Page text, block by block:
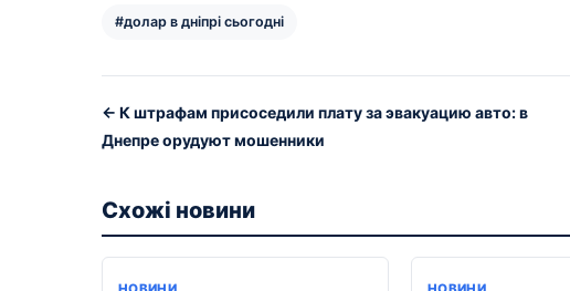
#долар в дніпрі сьогодні
← К штрафам присоседили плату за эвакуацию авто: в
Днепре орудуют мошенники
Схожі новини